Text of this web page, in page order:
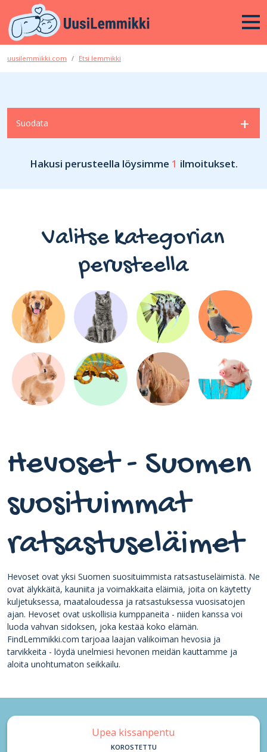
uusilemmikki.com Etsi lemmikki
Suodata
Hakusi perusteella löysimme 1 ilmoitukset.
Valitse kategorian
perusteella
Hevoset - Suomen
suosituimmat
ratsastuseläimet
Hevoset ovat yksi Suomen suosituimmista ratsastuseläimistä. Ne
ovat älykkäitä, kauniita ja voimakkaita eläimiä, joita on käytetty
kuljetuksessa, maataloudessa ja ratsastuksessa vuosisatojen
ajan. Hevoset ovat uskollisia kumppaneita - niiden kanssa voi
luoda vahvan sidoksen, joka kestää koko elämän.
FindLemmikki.com tarjoaa laajan valikoiman hevosia ja
tarvikkeita - löydä unelmiesi hevonen meidän kauttamme ja
aloita unohtumaton seikkailu.
KOROSTETTU
Upea kissanpentu